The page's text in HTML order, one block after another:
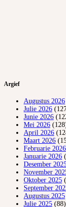
Argief
Augustus 2026
Julie 2026
Junie 2026
Mei 2026
April 2026
Maart 2026
Februarie 2026
Januarie 2026
Desember
November
Oktober 2025
September
Augustus 2025
Julie 2025 (88)